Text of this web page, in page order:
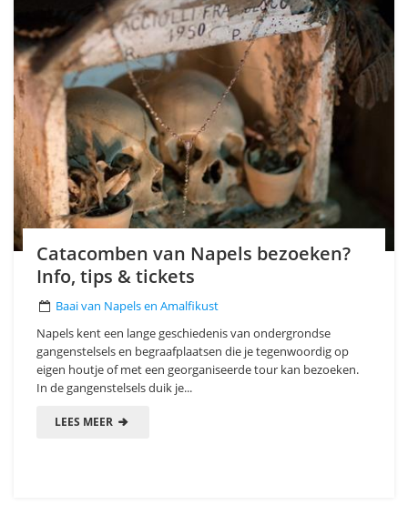
Catacomben van Napels bezoeken?
Info, tips & tickets
Baai van Napels en Amalfikust
Napels kent een lange geschiedenis van ondergrondse
gangenstelsels en begraafplaatsen die je tegenwoordig op
eigen houtje of met een georganiseerde tour kan bezoeken.
In de gangenstelsels duik je...
LEES MEER